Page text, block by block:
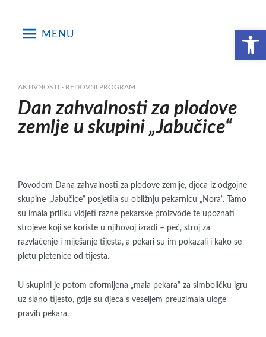
Open toolbar
MENU
AKTIVNOSTI - REDOVNI PROGRAM
Dan zahvalnosti za plodove
zemlje u skupini „Jabučice“
Povodom Dana zahvalnosti za plodove zemlje, djeca iz odgojne
skupine „Jabučice“ posjetila su obližnju pekarnicu „Nora“. Tamo
su imala priliku vidjeti razne pekarske proizvode te upoznati
strojeve koji se koriste u njihovoj izradi – peć, stroj za
razvlačenje i miješanje tijesta, a pekari su im pokazali i kako se
pletu pletenice od tijesta.
U skupini je potom oformljena „mala pekara“ za simboličku igru
uz slano tijesto, gdje su djeca s veseljem preuzimala uloge
pravih pekara.